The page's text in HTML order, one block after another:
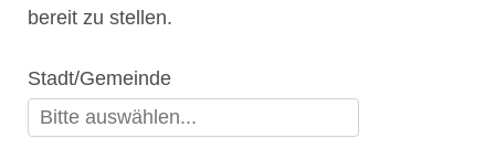
bereit zu stellen.